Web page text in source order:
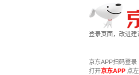
登录页面，改进建
京东APP扫码登录
打开京东APP 点